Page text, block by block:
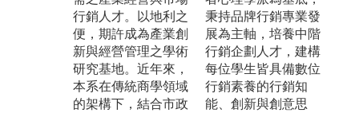
行銷人才。以地利之
便，期許成為產業創
新與經營管理之學術
研究基地。近年來，
本系在傳統商學領域
的架構下，結合市政
秉持品牌行銷專業發
展為主軸，培養中階
行銷企劃人才，建構
每位學生皆具備數位
行銷素養的行銷知
能、創新與創意思